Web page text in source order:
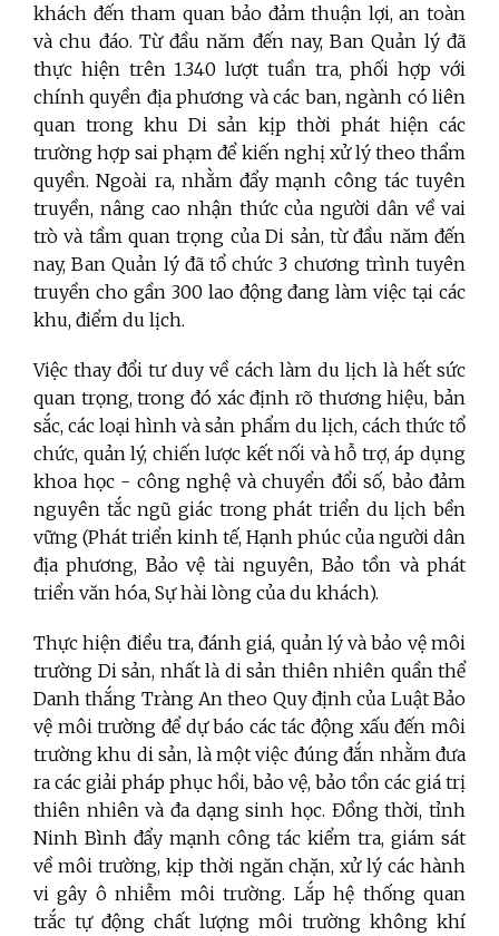
khách đến tham quan bảo đảm thuận lợi, an toàn
và chu đáo. Từ đầu năm đến nay, Ban Quản lý đã
thực hiện trên 1.340 lượt tuần tra, phối hợp với
chính quyền địa phương và các ban, ngành có liên
quan trong khu Di sản kịp thời phát hiện các
trường hợp sai phạm để kiến nghị xử lý theo thẩm
quyền. Ngoài ra, nhằm đẩy mạnh công tác tuyên
truyền, nâng cao nhận thức của người dân về vai
trò và tầm quan trọng của Di sản, từ đầu năm đến
nay, Ban Quản lý đã tổ chức 3 chương trình tuyên
truyền cho gần 300 lao động đang làm việc tại các
khu, điểm du lịch.
Việc thay đổi tư duy về cách làm du lịch là hết sức
quan trọng, trong đó xác định rõ thương hiệu, bản
sắc, các loại hình và sản phẩm du lịch, cách thức tổ
chức, quản lý, chiến lược kết nối và hỗ trợ, áp dụng
khoa học - công nghệ và chuyển đổi số, bảo đảm
nguyên tắc ngũ giác trong phát triển du lịch bền
vững (Phát triển kinh tế, Hạnh phúc của người dân
địa phương, Bảo vệ tài nguyên, Bảo tồn và phát
triển văn hóa, Sự hài lòng của du khách).
Thực hiện điều tra, đánh giá, quản lý và bảo vệ môi
trường Di sản, nhất là di sản thiên nhiên quần thể
Danh thắng Tràng An theo Quy định của Luật Bảo
vệ môi trường để dự báo các tác động xấu đến môi
trường khu di sản, là một việc đúng đắn nhằm đưa
ra các giải pháp phục hồi, bảo vệ, bảo tồn các giá trị
thiên nhiên và đa dạng sinh học. Đồng thời, tỉnh
Ninh Bình đẩy mạnh công tác kiểm tra, giám sát
về môi trường, kịp thời ngăn chặn, xử lý các hành
vi gây ô nhiễm môi trường. Lắp hệ thống quan
trắc tự động chất lượng môi trường không khí